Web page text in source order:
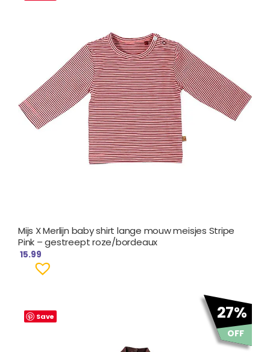
Mijs X Merlijn baby shirt lange mouw meisjes Stripe
Pink – gestreept roze/bordeaux
15.99
Save 27%
OFF
prijs
was: